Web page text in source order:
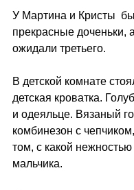
У Мартина и Кристы
прекрасные доченьки,
ожидали третьего.
В детской комнате
детская кроватка.
и одеяльце. Вязаный
комбинезон с
том, с какой
мальчика.